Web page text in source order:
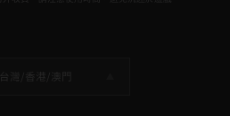
台灣/香港/澳門